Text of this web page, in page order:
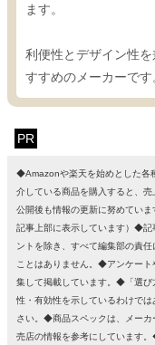
ます。
利便性とデザイン性
すすめのメーカーです
PR
◆Amazonや楽天を始めとした各
介している商品を購入すると、
公開後も情報の更新に努めてい
記事上部に表示しています）◆記
ントを除き、すべて編集部の責
ことはありません。◆アンケー
集して掲載しています。◆「選び
性・有効性を示しているわけで
さい。◆商品スペックは、メーカ
売店の情報を参考にしています